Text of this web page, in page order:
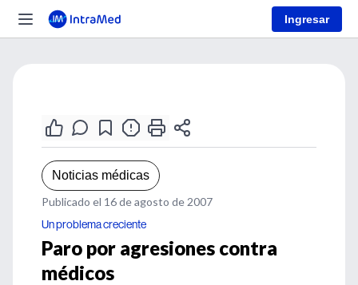
Ingresar
Noticias médicas
Publicado el 16 de agosto de 2007
Un problema creciente
Paro por agresiones contra
médicos